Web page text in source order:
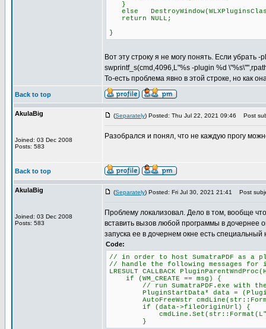
}
else
return NULL;
}
Вот эту строку я не могу понять. Если убрать
swprintf_s(cmd,4096,L"%s -plugin %d
То-есть проблема явно в этой строке, но как
Back to top
AkulaBig
Joined: 03 Dec 2008
Posts: 583
(Separately) Posted: Thu Jul 22, 2021 09:46 Post
Разобрался и понял, что не каждую прогу
Back to top
AkulaBig
Joined: 03 Dec 2008
Posts: 583
(Separately) Posted: Fri Jul 30, 2021 21:41 Post
Проблему локализовал. Дело в том, вообще
вставить вызов любой программы в дочернее
запуска ее в дочернем окне есть
Code:
// in order to host SumatraPDF as a
// handle the following messages
LRESULT CALLBACK
if (WM_CREATE == msg) {
// run SumatraPDF.exe with the -
PluginStartData* data =
AutoFreeWstr
if (data->fileOriginUrl) {
cmdLine.Set(str::Format(L"-
}